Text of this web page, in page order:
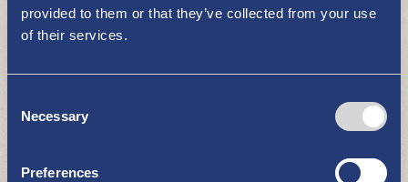
provided to them or that they’ve collected from your use
of their services.
Selection
Necessary
Preferences
Uusi-Optiikka
OSTOKSET